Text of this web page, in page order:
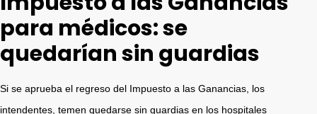
para médicos: se
quedarían sin guardias
Si se aprueba el regreso del Impuesto a las Ganancias, los
intendentes, temen quedarse sin guardias en los hospitales